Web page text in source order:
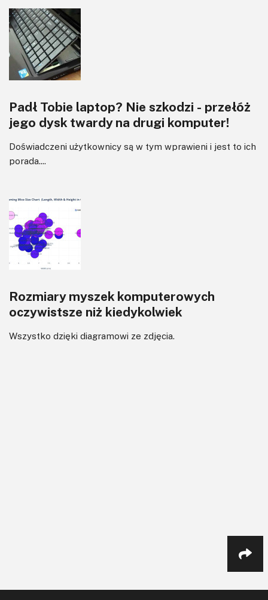
Padł Tobie laptop? Nie szkodzi - przełóż
jego dysk twardy na drugi komputer!
Doświadczeni użytkownicy są w tym wprawieni i jest to ich
porada....
Rozmiary myszek komputerowych
oczywistsze niż kiedykolwiek
Wszystko dzięki diagramowi ze zdjęcia.